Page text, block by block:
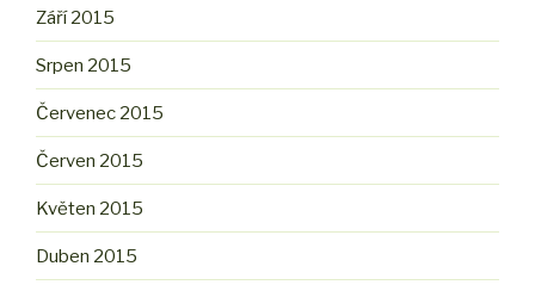
Září 2015
Srpen 2015
Červenec 2015
Červen 2015
Květen 2015
Duben 2015